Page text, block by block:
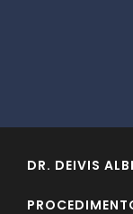
DR. DEIVIS